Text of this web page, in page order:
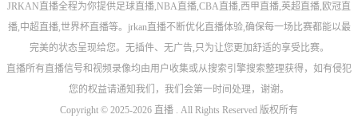
JRKAN直播全程为你提供足球直播,NBA直播,CBA直播,西甲直播,英超直播,欧冠直
播,中超直播,世界杯直播等。jrkan直播不断优化直播体验,确保每一场比赛都能以最
完美的状态呈现给您。无插件、无广告,只为让您更加舒适的享受比赛。
直播所有直播信号和视频录像均由用户收集或从搜索引擎搜索整理获得，如有侵犯
您的权益请通知我们，我们会第一时间处理，谢谢。
Copyright © 2025-2026 直播 . All Rights Reserved 版权所有